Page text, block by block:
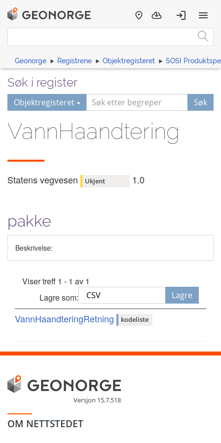
Geonorge Registrene Objektregisteret SOSI
Søk i register
Objektregisteret Søk
VannHaandtering
Statens vegvesen Ukjent 1.0
pakke
Beskrivelse:
Viser treff 1 - 1 av 1
Lagre som:
Lagre
VannHaandteringRetning kodeliste